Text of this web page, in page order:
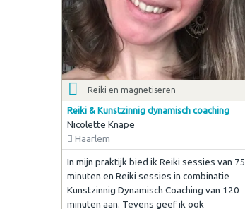
Reiki en magnetiseren
Reiki & Kunstzinnig dynamisch coaching
Nicolette Knape
Haarlem
In mijn praktijk bied ik Reiki sessies van 75
minuten en Reiki sessies in combinatie
Kunstzinnig Dynamisch Coaching van 120
minuten aan. Tevens geef ik ook